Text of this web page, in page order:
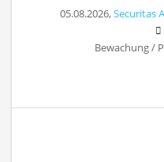
05.08.2026,Securitas
Bewachung /